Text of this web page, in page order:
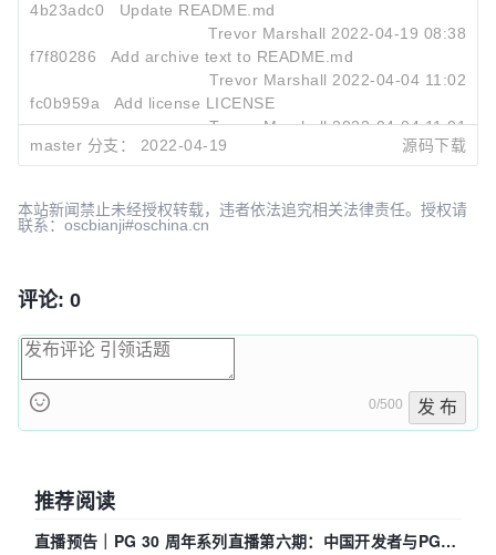
4b23adc0
Update README.md
Trevor Marshall 2022-04-19 08:38
f7f80286
Add archive text to README.md
Trevor Marshall 2022-04-04 11:02
fc0b959a
Add license LICENSE
Trevor Marshall 2022-04-04 11:01
master 分支：
2022-04-19 源码下载
本站新闻禁止未经授权转载，违者依法追究相关法律责任。授权请
联系：oscbianji#oschina.cn
评论: 0
0/500 发 布
推荐阅读
直播预告｜PG 30 周年系列直播第六期：中国开发者与PG内